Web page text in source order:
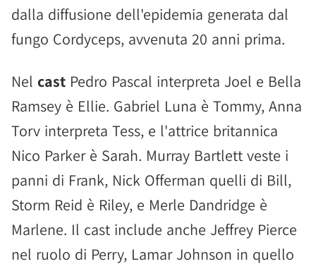
dalla diffusione dell'epidemia generata dal
fungo Cordyceps, avvenuta 20 anni prima.
Nel cast Pedro Pascal interpreta Joel e Bella
Ramsey è Ellie. Gabriel Luna è Tommy, Anna
Torv interpreta Tess, e l'attrice britannica
Nico Parker è Sarah. Murray Bartlett veste i
panni di Frank, Nick Offerman quelli di Bill,
Storm Reid è Riley, e Merle Dandridge è
Marlene. Il cast include anche Jeffrey Pierce
nel ruolo di Perry, Lamar Johnson in quello